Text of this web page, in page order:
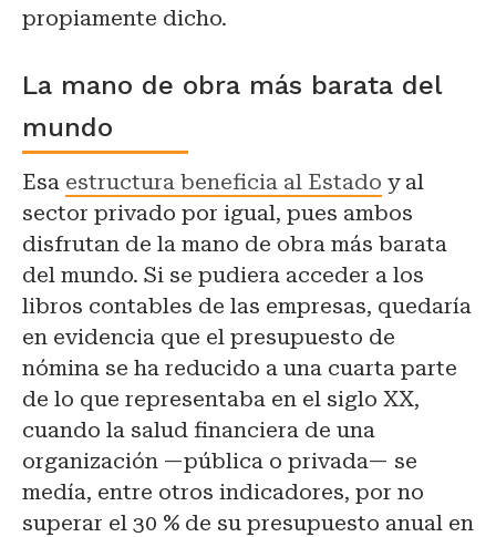
propiamente dicho.
La mano de obra más barata del
mundo
Esa estructura beneficia al Estado y al
sector privado por igual, pues ambos
disfrutan de la mano de obra más barata
del mundo. Si se pudiera acceder a los
libros contables de las empresas, quedaría
en evidencia que el presupuesto de
nómina se ha reducido a una cuarta parte
de lo que representaba en el siglo XX,
cuando la salud financiera de una
organización —pública o privada— se
medía, entre otros indicadores, por no
superar el 30 % de su presupuesto anual en